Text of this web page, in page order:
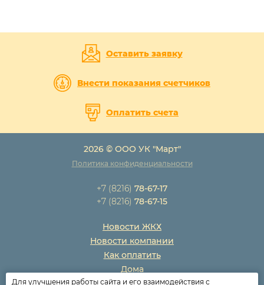
Оставить заявку
Внести показания счетчиков
Оплатить счета
2026 © ООО УК "Март"
Политика конфиденциальности
+7 (8216) 78-67-17
+7 (8216) 78-67-15
Новости ЖКХ
Новости компании
Как оплатить
Дома
Для улучшения работы сайта и его взаимодействия с